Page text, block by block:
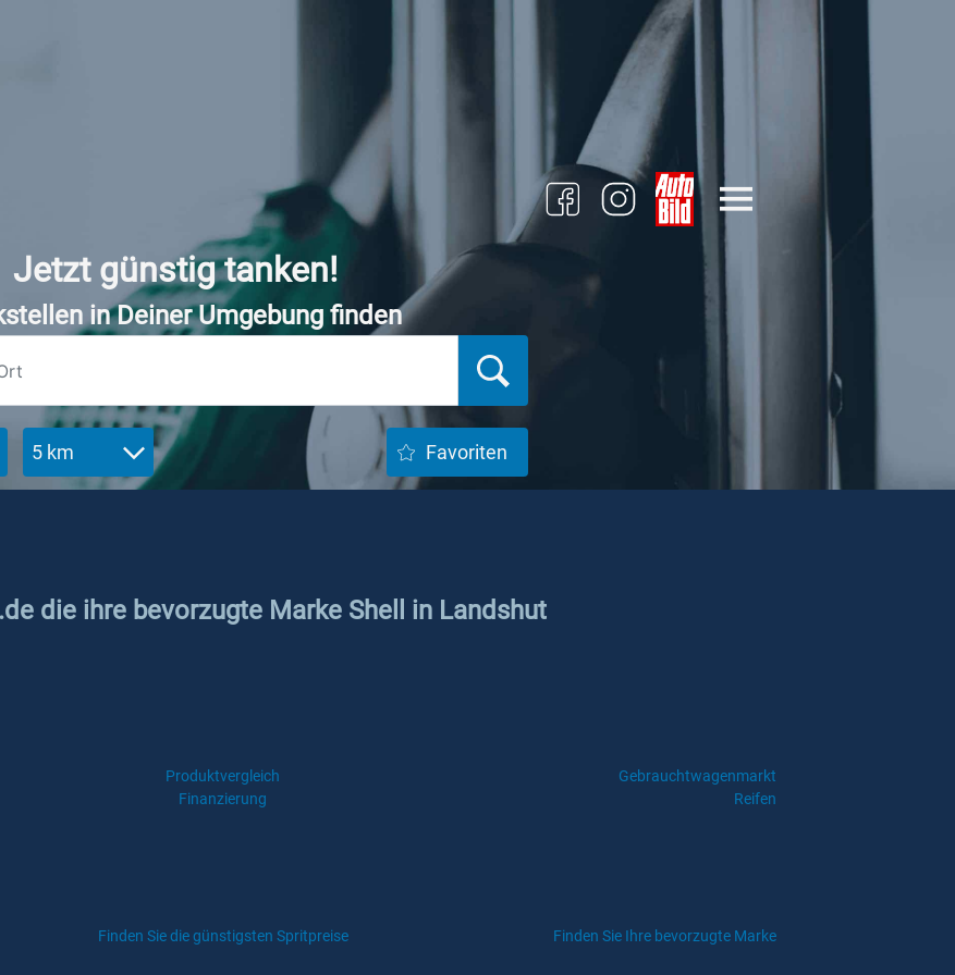
Jetzt günstig tanken!
in Deiner Umgebung finden
5 km Favoriten
die ihre bevorzugte Marke Shell in Landshut
Produktvergleich
Gebrauchtwagenmarkt
Finanzierung
Reifen
Finden Sie die günstigsten Spritpreise Finden Sie Ihre bevorzugte Marke